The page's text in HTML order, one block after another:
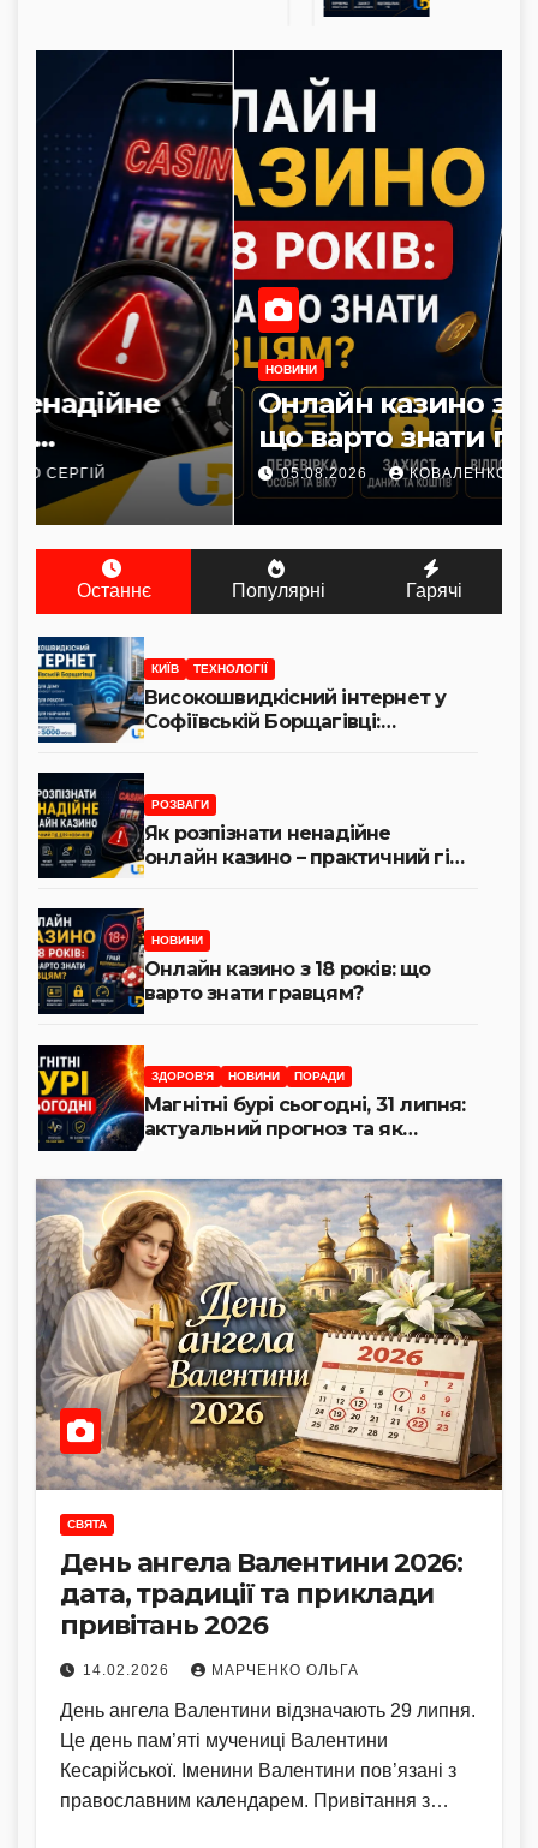
НОВИНИ
Онлайн казино з 18 років:
що варто знати гравцям?
05.08.2026 КОВАЛЕНКО СЕРГІЙ
Останнє Популярні Гарячі
КИЇВ ТЕХНОЛОГІЇ
Високошвидкісний інтернет у
Софіївській Борщагівці:
РОЗВАГИ
Як розпізнати ненадійне
онлайн казино – практичний гід
НОВИНИ
Онлайн казино з 18 років: що
варто знати гравцям?
ЗДОРОВ'Я НОВИНИ ПОРАДИ
Магнітні бурі сьогодні, 31 липня:
актуальний прогноз та як
СВЯТА
День ангела Валентини 2026:
дата, традиції та приклади
привітань 2026
14.02.2026 МАРЧЕНКО ОЛЬГА
День ангела Валентини відзначають 29 липня.
Це день пам’яті мучениці Валентини
Кесарійської. Іменини Валентини пов’язані з
православним календарем. Привітання з…